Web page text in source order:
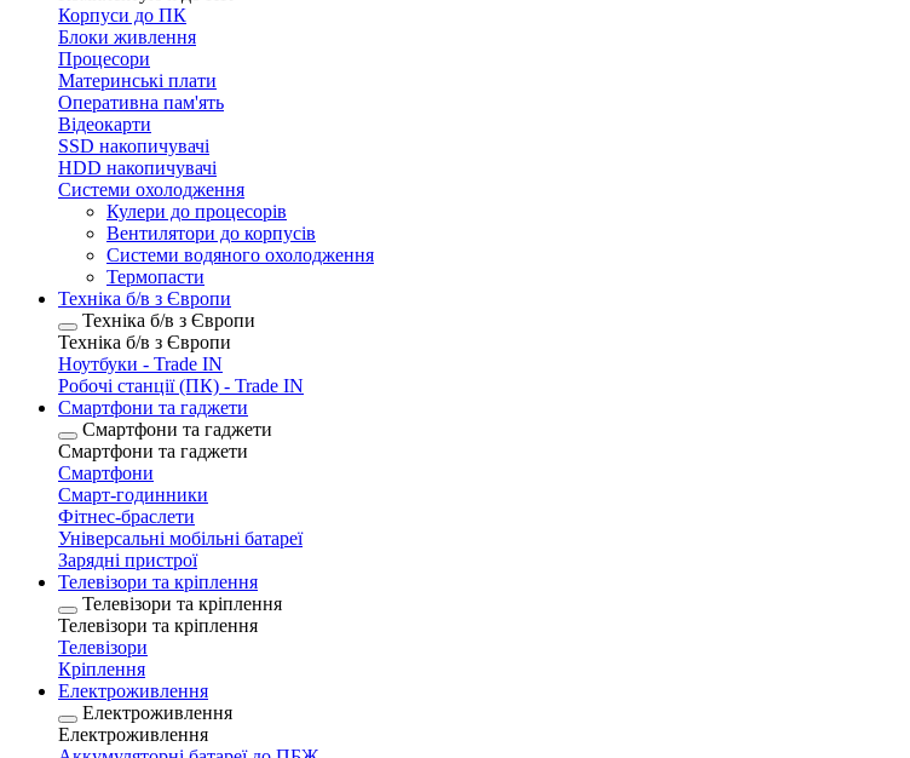
Корпуси до ПК
Блоки живлення
Процесори
Материнські плати
Оперативна пам'ять
Відеокарти
SSD накопичувачі
HDD накопичувачі
Системи охолодження
Кулери до процесорів
Вентилятори до корпусів
Системи водяного охолодження
Термопасти
Техніка б/в з Європи
Техніка б/в з Європи
Техніка б/в з Європи
Ноутбуки - Trade IN
Робочі станції (ПК) - Trade IN
Смартфони та гаджети
Смартфони та гаджети
Смартфони та гаджети
Смартфони
Смарт-годинники
Фітнес-браслети
Універсальні мобільні батареї
Зарядні пристрої
Телевізори та кріплення
Телевізори та кріплення
Телевізори та кріплення
Телевізори
Кріплення
Електроживлення
Електроживлення
Електроживлення